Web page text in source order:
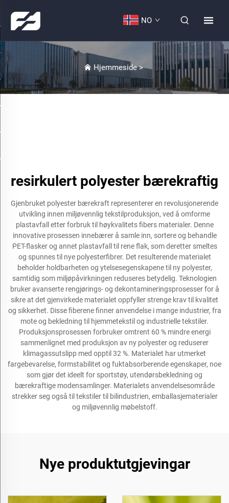
NO
Hjemmeside>
resirkulert polyester bærekraftig
Gjenbruket polyester bærekraft representerer en revolusjonerende
utvikling innen miljøvennlig tekstilproduksjon, ved å omforme
plastavfall etter forbruk til høykvalitets fibers materialer. Denne
innovative prosessen innebærer å samle inn, sortere og behandle
PET-flasker og annet plastavfall til rene flak, som deretter smeltes
og spunnes til nye polyesterfibrer. Det resulterende materialet
beholder holdbarheten og ytelsesegenskapene til ny polyester,
samtidig som miljøpåvirkningen reduseres betydelig. Teknologien
bruker avanserte rengjørings- og dekontamineringsprosesser for å
sikre at det gjenvirkede materialet oppfyller strenge krav til kvalitet
og sikkerhet. Disse fiberene finner anvendelse i mange industrier, fra
mote og bekledning til hjemmetekstil og industrielle tekstiler.
Produksjonsprosessen forbruker omtrent 60 % mindre energi
sammenlignet med produksjon av ny polyester og reduserer
klimagassutslipp med opptil 32 %. Materialet har utmerket
fargebevarelse, formstabilitet og fuktabsorberende egenskaper, noe
som gjør det ideelt for sportstøy, utendørsbekledning og
bærekraftige modensamlinger. Materialets anvendelsesområde
strekker seg også til tekstiler til bilindustrien, emballasjematerialer
og miljøvennlig møbelstoff.
Nye produktutgjevingar